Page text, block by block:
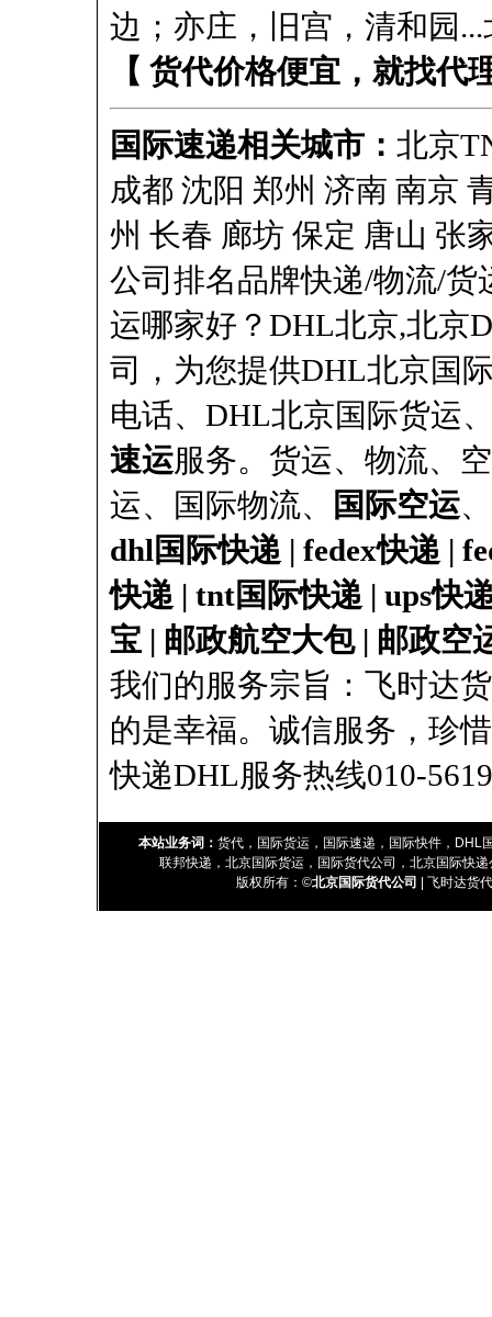
边；亦庄，旧宫，清和园
【 货代价格便宜，就找
国际速递相关城市： 北京
成都 沈阳 郑州 济南 南京
州 长春 廊坊 保定 唐山 张
公司排名品牌快递/物流/货
运哪家好？DHL北京,北京
司，为您提供DHL北京国
电话、DHL北京国际货运
速运服务。货运、物流、
运、国际物流、
国际空运、
dhl国际快递 | fedex快递 |
快递 | tnt国际快递 | ups快
宝 | 邮政航空大包| 邮政空
我们的服务宗旨：飞时达
的是幸福。诚信服务，珍
快递DHL服务热线010-
本站业务词： 货代， 国际货运， 国际速递 ， 国际快件， DHL
联邦快递 ， 北京国际货运， 国际货代公司 ， 北京国际快递
版权所有：©北京国际货代公司 飞时达货代